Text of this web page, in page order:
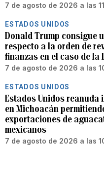
7 de agosto de 2026 a las
ESTADOS UNIDOS
Donald Trump consigue
respecto a la orden de
finanzas en el caso de la
7 de agosto de 2026 a las
ESTADOS UNIDOS
Estados Unidos reanuda
en Michoacán
exportaciones de
mexicanos
7 de agosto de 2026 a las